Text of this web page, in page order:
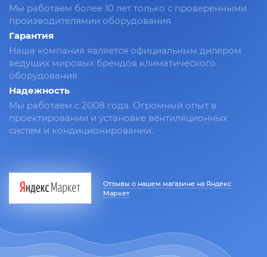
Мы работаем более 10 лет только с проверенными
производителямии оборудования
Гарантия
Наша компания является официальным дилером
ведущих мировых брендов климатического
оборудования
Надежность
Мы работаем с 2008 года. Огромный опыт в
проектировании и установке вентиляционных
систем и кондиционировании.
Отзывы о нашем магазине на Яндекс
Маркет